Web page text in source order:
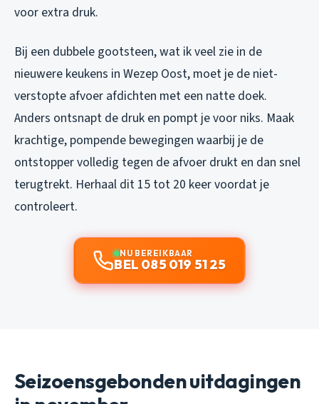
voor extra druk.
Bij een dubbele gootsteen, wat ik veel zie in de
nieuwere keukens in Wezep Oost, moet je de niet-
verstopte afvoer afdichten met een natte doek.
Anders ontsnapt de druk en pompt je voor niks. Maak
krachtige, pompende bewegingen waarbij je de
ontstopper volledig tegen de afvoer drukt en dan snel
terugtrekt. Herhaal dit 15 tot 20 keer voordat je
controleert.
NU BEREIKBAAR
BEL 085 019 51 25
Seizoensgebonden uitdagingen